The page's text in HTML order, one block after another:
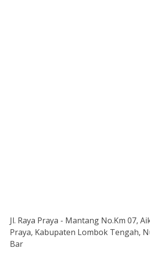
Jl. Raya Praya - Mantang No.Km 07,
Praya, Kabupaten Lombok Tengah,
Bar